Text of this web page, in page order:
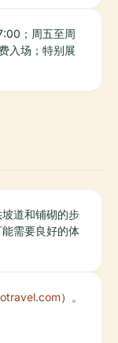
；周五至周
入场；特别展
道和铺砌的步
需要良好的体
）。